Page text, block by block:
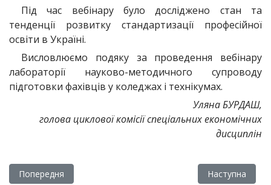
Під час вебінару було досліджено стан та
тенденції розвитку стандартизації професійної
освіти в Україні.
Висловлюємо подяку за проведення вебінару
лабораторії науково-методичного супроводу
підготовки фахівців у коледжах і технікумах.
Уляна БУРДАШ,
голова циклової комісії спеціальних економічних
дисциплін
Попередня стаття: Відкрите заняття в групі М-11М
Попередня Наступна
Наступна